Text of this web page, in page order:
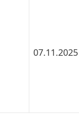
07.11.2025